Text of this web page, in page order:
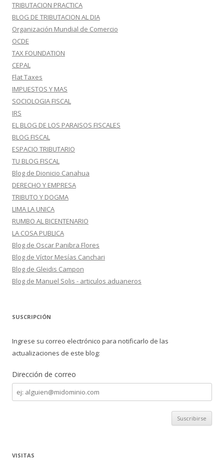
TRIBUTACION PRACTICA
BLOG DE TRIBUTACION AL DIA
Organización Mundial de Comercio
OCDE
TAX FOUNDATION
CEPAL
Flat Taxes
IMPUESTOS Y MAS
SOCIOLOGIA FISCAL
IRS
EL BLOG DE LOS PARAISOS FISCALES
BLOG FISCAL
ESPACIO TRIBUTARIO
TU BLOG FISCAL
Blog de Dionicio Canahua
DERECHO Y EMPRESA
TRIBUTO Y DOGMA
LIMA LA UNICA
RUMBO AL BICENTENARIO
LA COSA PUBLICA
Blog de Oscar Panibra Flores
Blog de Víctor Mesías Canchari
Blog de Gleidis Campon
Blog de Manuel Solis - articulos aduaneros
SUSCRIPCIÓN
Ingrese su correo electrónico para notificarlo de las
actualizaciones de este blog:
Dirección de correo
Dirección
de
correo
VISITAS